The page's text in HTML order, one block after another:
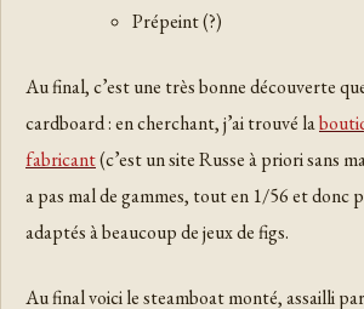
Prépeint (?)
Au final, c’est une très bonne découverte
cardboard : en cherchant, j’ai trouvé la
fabricant(c’est un site Russe à priori sans
a pas mal de gammes, tout en 1/56 et donc
adaptés à beaucoup de jeux de figs.
Au final voici le steamboat monté, assailli